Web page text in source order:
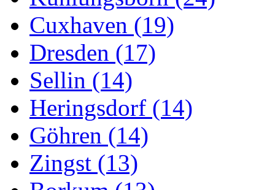
Cuxhaven (19)
Dresden (17)
Sellin (14)
Heringsdorf (14)
Göhren (14)
Zingst (13)